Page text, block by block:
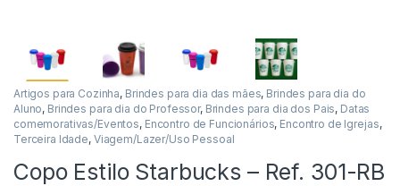
Artigos para Cozinha, Brindes para dia das mães, Brindes para dia do
Aluno, Brindes para dia do Professor, Brindes para dia dos Pais, Datas
comemorativas/Eventos, Encontro de Funcionários, Encontro de Igrejas,
Terceira Idade, Viagem/Lazer/Uso Pessoal
Copo Estilo Starbucks – Ref. 301-RB